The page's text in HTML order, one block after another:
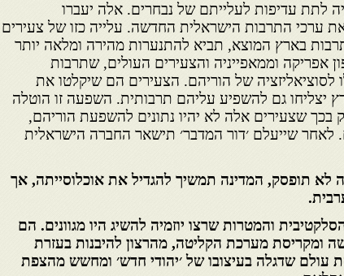
לתת עדיפות לעלייתם של נבחרים. אלה יעברו
את ערכי התרבות הישראלית החדשה. עלייה כזו של צעירים
בארץ המוצא, תביא להתנערות מהירה ומלאה יותר
אפריקה וממאפייניה והצעירים העולים, שתרבות
לסוציאליזציה של הוריהם. הצעירים הם שיקלטו את
יצליחו גם להשפיע עליהם תרבותית. השפעה זו הוטלה
שצעירים אלה לא יהיו נתונים להשפעת הוריהם,
לאחר שייעלם ׳דור המדבר׳ תישאר החברה הישראלית
לא תופסק, המדינה תמשיך להגדיל את אוכלוסייתה, אך
והמטרות שרצו יוזמיה להשיג היו מגוונים. הם
ומקריסת מערכת הקליטה, מהרצון להיבנות בעזרת
עולם שדגלה בעיצובו של ׳יהודי חדש׳ ומחשש מהצפת